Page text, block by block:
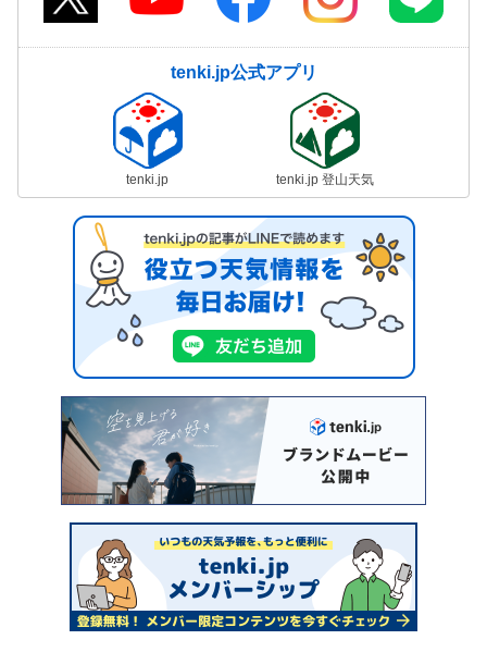
tenki.jp公式アプリ
tenki.jp tenki.jp 登山天気